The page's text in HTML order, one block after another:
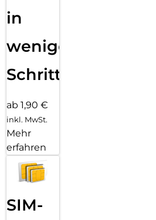
in
wenigen
Schritten
ab 1,90 €
inkl. MwSt.
Mehr
erfahren
SIM-